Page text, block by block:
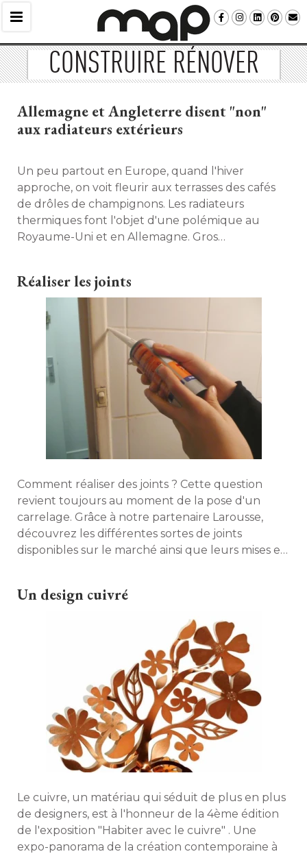
CONSTRUIRE RÉNOVER
Allemagne et Angleterre disent "non"
aux radiateurs extérieurs
Un peu partout en Europe, quand l'hiver
approche, on voit fleurir aux terrasses des cafés
de drôles de champignons. Les radiateurs
thermiques font l'objet d'une polémique au
Royaume-Uni et en Allemagne. Gros
partisans du tout-écologique et démonteurs
d'un activisme écologique démesuré.
Réaliser les joints
Comment réaliser des joints ? Cette question
revient toujours au moment de la pose d'un
carrelage. Grâce à notre partenaire Larousse,
découvrez les différentes sortes de joints
disponibles sur le marché ainsi que leurs mises en
Un design cuivré
Le cuivre, un matériau qui séduit de plus en plus
de designers, est à l'honneur de la 4ème édition
de l'exposition "Habiter avec le cuivre" . Une
expo-panorama de la création contemporaine à